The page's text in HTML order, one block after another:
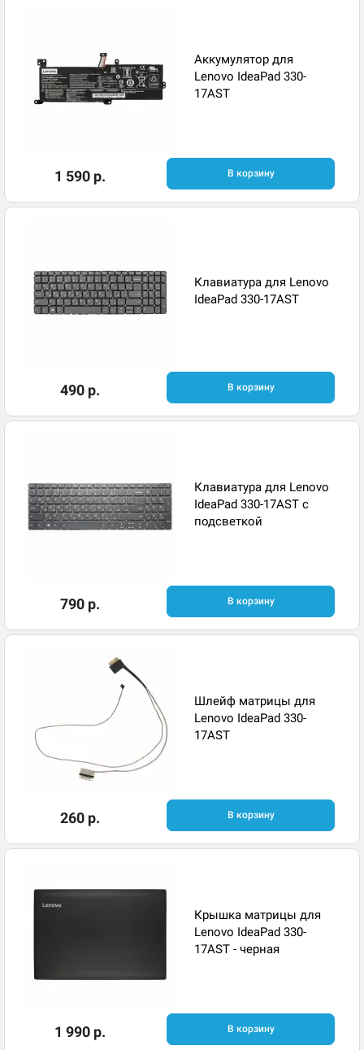
Аккумулятор для
Lenovo IdeaPad 330-
17AST
1 590 р. В корзину
Клавиатура для Lenovo
IdeaPad 330-17AST
490 р. В корзину
Клавиатура для Lenovo
IdeaPad 330-17AST с
подсветкой
790 р. В корзину
Шлейф матрицы для
Lenovo IdeaPad 330-
17AST
260 р. В корзину
Крышка матрицы для
Lenovo IdeaPad 330-
17AST - черная
1 990 р. В корзину